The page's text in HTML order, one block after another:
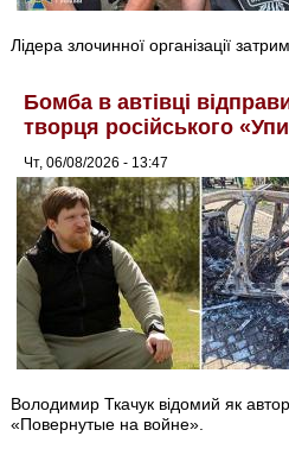
Лідера злочинної організації
Бомба в автівці
творця російського
Чт, 06/08/2026 - 13:47
Володимир Ткачук відомий як
«Повернутые на войне».